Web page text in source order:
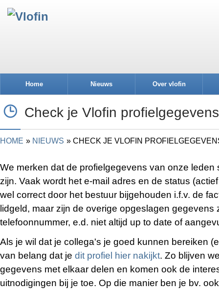
Home Nieuws Over vlofin
Check je Vlofin profielgegevens
HOME NIEUWS CHECK JE VLOFIN
We merken dat de profielgegevens van onze leden
zijn. Vaak wordt het e-mail adres en de status
wel correct door het bestuur bijgehouden i.f.v. de
lidgeld, maar zijn de overige opgeslagen gegevens
telefoonnummer, e.d. niet altijd up to date of
Als je wil dat je collega's je goed kunnen bereiken
van belang dat je dit profiel hier nakijkt. Zo blijven
gegevens met elkaar delen en komen ook de
uitnodigingen bij je toe. Op die manier ben je bv.